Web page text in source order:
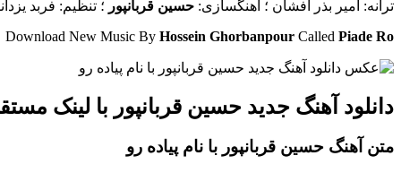
ترانه: امیر بذر افشان ؛ آهنگسازی: حسین قربانپور ؛ تنظیم: فربد
Download New Music By Hossein Ghorbanpour Called Piade Ro
دانلود آهنگ جدید حسین قربانپور با لینک
متن آهنگ حسین قربانپور با نام پیاده رو